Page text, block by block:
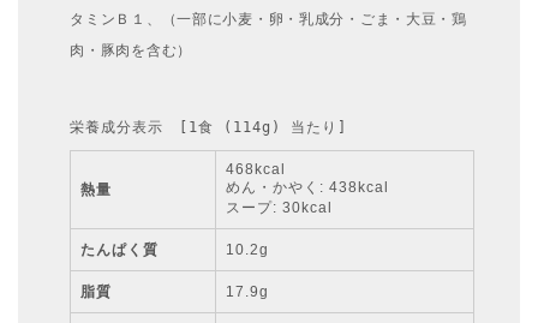
タミンＢ１、（一部に小麦・卵・乳成分・ごま・大豆・鶏
肉・豚肉を含む）
栄養成分表示　[1食 (114g) 当たり]
熱量
468kcal
めん・かやく: 438kcal
スープ: 30kcal
たんぱく質 10.2g
脂質 17.9g